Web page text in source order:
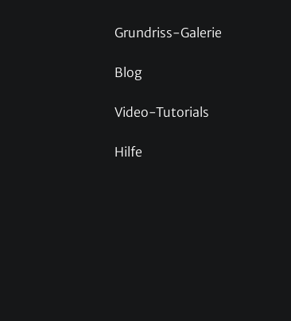
Grundriss-Galerie
Blog
Video-Tutorials
Hilfe